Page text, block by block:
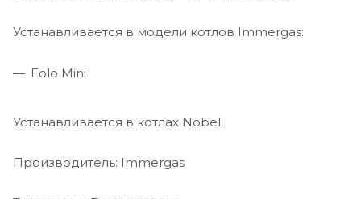
Устанавливается в модели котлов Immergas:
Eolo Mini
Устанавливается в котлах Nobel.
Производитель: Immergas